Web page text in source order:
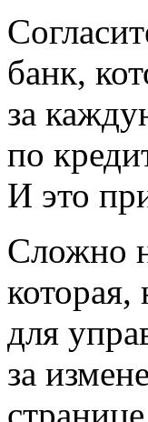
банк,
за
по
И это
Сложно
которая,
для
за